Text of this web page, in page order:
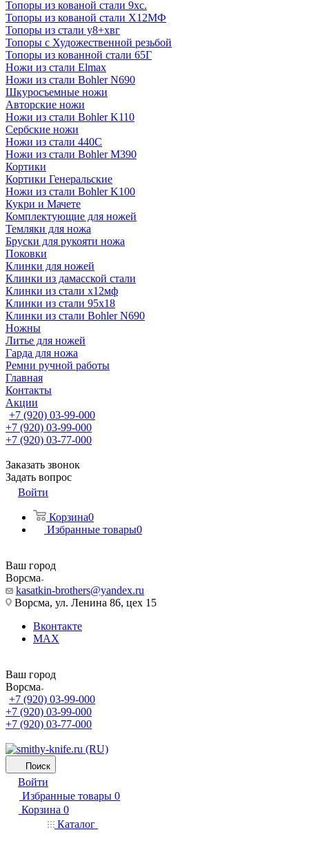
Топоры из кованой стали 9хс.
Топоры из кованой стали Х12МФ
Топоры из стали у8+хвг
Топоры с Художественной резьбой
Топоры из кованной стали 65Г
Ножи из стали Elmax
Ножи из стали Bohler N690
Шкуросъемные ножи
Авторские ножи
Ножи из стали Bohler K110
Сербские ножи
Ножи из стали 440С
Ножи из стали Bohler M390
Кортики
Кортики Генеральские
Ножи из стали Bohler K100
Кукри и Мачете
Комплектующие для ножей
Темляки для ножа
Бруски для рукояти ножа
Поковки
Клинки для ножей
Клинки из дамасской стали
Клинки из стали х12мф
Клинки из стали 95х18
Клинки из стали Bohler N690
Ножны
Литье для ножей
Гарда для ножа
Ремни ручной работы
Главная
Контакты
Акции
+7 (920) 03-99-000
+7 (920) 03-99-000
+7 (920) 03-77-000
Заказать звонок
Задать вопрос
Войти
Корзина0
Избранные товары0
Ваш город
Ворсма
kasatkin-brothers@yandex.ru
Ворсма, ул. Ленина 86, цех 15
Вконтакте
MAX
Ваш город
Ворсма
+7 (920) 03-99-000
+7 (920) 03-99-000
+7 (920) 03-77-000
Поиск
Войти
Избранные товары 0
Корзина 0
Каталог